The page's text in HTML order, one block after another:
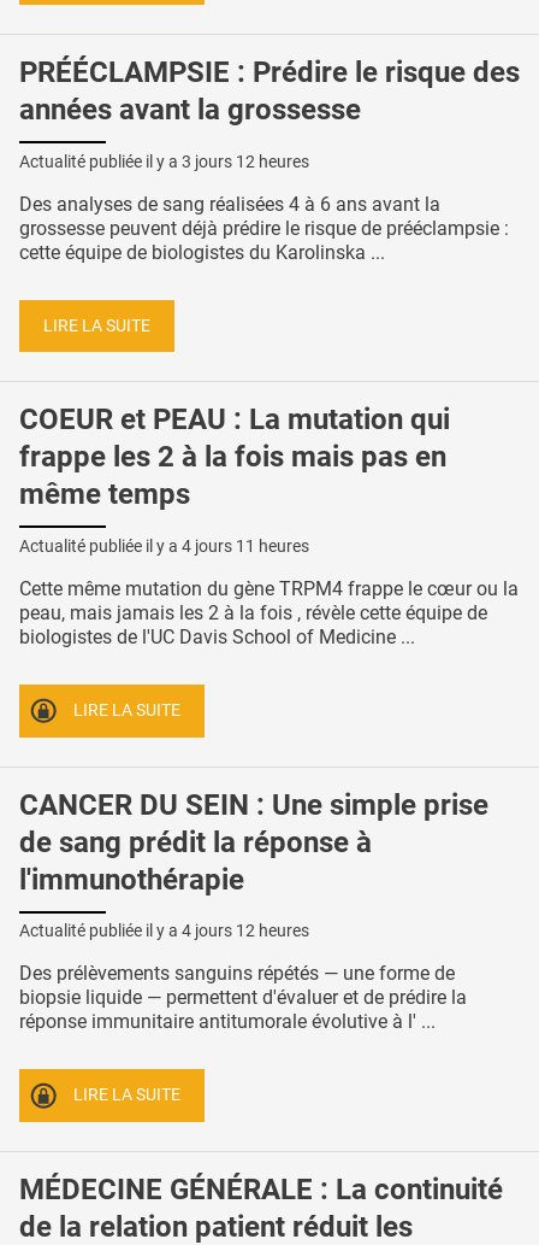
PRÉÉCLAMPSIE : Prédire le risque des
années avant la grossesse
Actualité publiée il y a 3 jours 12 heures
Des analyses de sang réalisées 4 à 6 ans avant la
grossesse peuvent déjà prédire le risque de prééclampsie :
cette équipe de biologistes du Karolinska ...
LIRE LA SUITE
COEUR et PEAU : La mutation qui
frappe les 2 à la fois mais pas en
même temps
Actualité publiée il y a 4 jours 11 heures
Cette même mutation du gène TRPM4 frappe le cœur ou la
peau, mais jamais les 2 à la fois , révèle cette équipe de
biologistes de l'UC Davis School of Medicine ...
LIRE LA SUITE
CANCER DU SEIN : Une simple prise
de sang prédit la réponse à
l'immunothérapie
Actualité publiée il y a 4 jours 12 heures
Des prélèvements sanguins répétés — une forme de
biopsie liquide — permettent d'évaluer et de prédire la
réponse immunitaire antitumorale évolutive à l' ...
LIRE LA SUITE
MÉDECINE GÉNÉRALE : La continuité
de la relation patient réduit les